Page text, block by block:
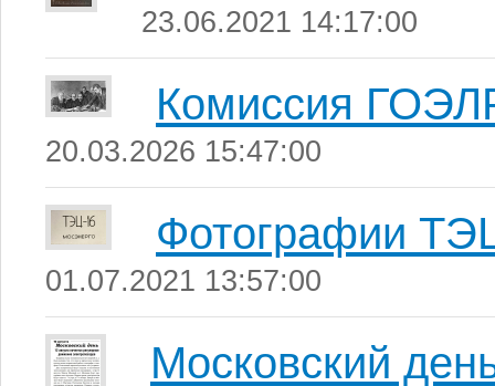
23.06.2021 14:17:00
Комиссия
20.03.2026 15:47:00
Фотографии
01.07.2021 13:57:00
Московский